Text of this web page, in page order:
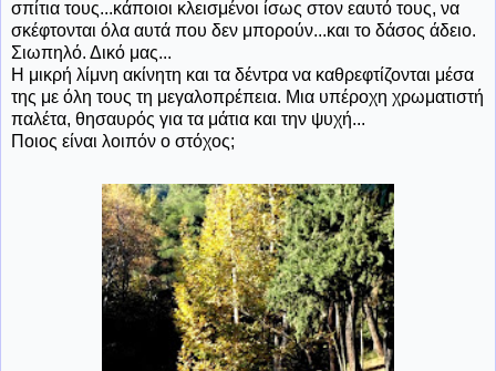
σπίτια τους...κάποιοι κλεισμένοι ίσως στον εαυτό τους, να
σκέφτονται όλα αυτά που δεν μπορούν...και το δάσος άδειο.
Σιωπηλό. Δικό μας...
Η μικρή λίμνη ακίνητη και τα δέντρα να καθρεφτίζονται μέσα
της με όλη τους τη μεγαλοπρέπεια. Μια υπέροχη χρωματιστή
παλέτα, θησαυρός για τα μάτια και την ψυχή...
Ποιος είναι λοιπόν ο στόχος;